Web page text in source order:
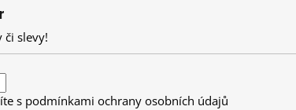
či slevy!
s podmínkami ochrany osobních údajů